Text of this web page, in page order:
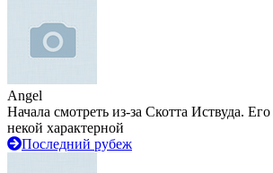
Angel
Начала смотреть из-за Скотта Иствуда.
некой характерной
Последний рубеж